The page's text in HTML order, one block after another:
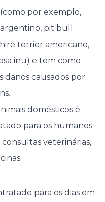
por exemplo,
pit bull
terrier americano,
inu) e tem como
causados por
domésticos é
para os humanos
veterinárias,
para os dias em